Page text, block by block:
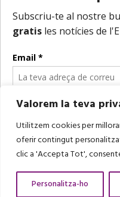
Valorem la teva
Utilitzem cookies per
oferir contingut
clic a 'Accepta Tot',
Personalitza-ho